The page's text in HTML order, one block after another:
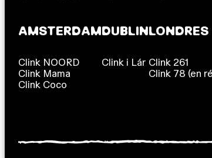
AMSTERDAM
Clink NOORD
Clink Mama
Clink Coco
DUBLIN
Clink i Lár
LONDRES
Clink 261
Clink 78 (en